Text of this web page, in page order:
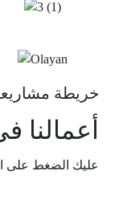
خريطة
عليك الضغط على